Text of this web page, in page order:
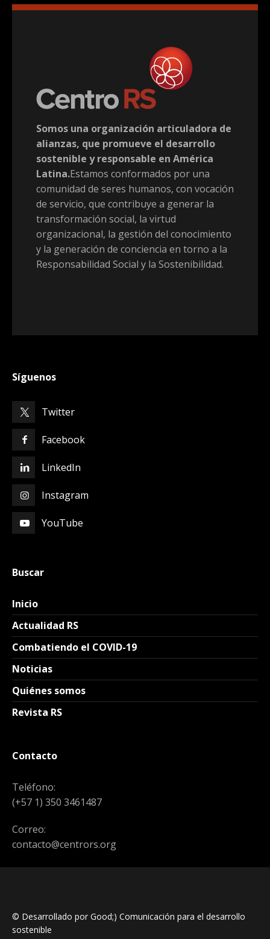
Somos una organización articuladora de
alianzas, que promueve el desarrollo
sostenible y responsable en América
Latina.Estamos conformados por una
comunidad de seres humanos, con vocación
de servicio, que contribuye a generar la
transformación social, la virtud
organizacional, la gestión del conocimiento
y la generación de conciencia en torno a la
Responsabilidad Social y la Sostenibilidad.
Síguenos
Twitter
Facebook
LinkedIn
Instagram
YouTube
Buscar
Inicio
Actualidad RS
Combatiendo el COVID-19
Noticias
Quiénes somos
Revista RS
Contacto
Teléfono:
(+57 1) 350 3461487
Correo:
contacto@centrors.org
© Desarrollado por Good;) Comunicación para el desarrollo
sostenible